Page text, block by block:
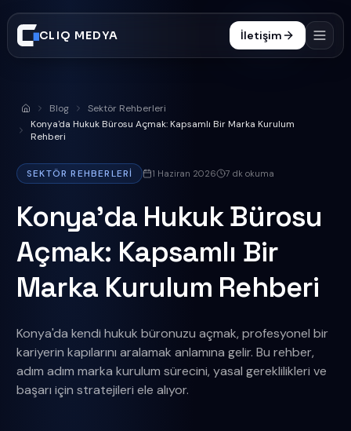
CLIQ MEDYA İletişim
İşler
Blog
SSS
0332 606 25 47
Anasayfa
Blog
Sektör Rehberleri
Konya'da Hukuk Bürosu Açmak: Kapsamlı Bir Marka Kurulum
Rehberi
SEKTÖR REHBERLERI 1 Haziran 2026 7 dk okuma
Konya'da Hukuk Bürosu
Açmak: Kapsamlı Bir
Marka Kurulum Rehberi
Konya'da kendi hukuk büronuzu açmak, profesyonel bir
kariyerin kapılarını aralamak anlamına gelir. Bu rehber,
adım adım marka kurulum sürecini, yasal gereklilikleri ve
başarı için stratejileri ele alıyor.